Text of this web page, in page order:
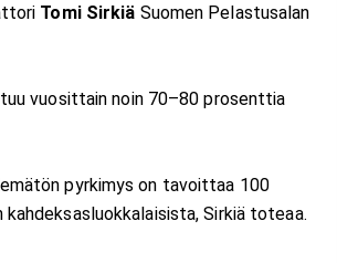
Tomi Sirkiä Suomen Pelastusalan
vuosittain noin 70–80 prosenttia
pyrkimys on tavoittaa 100
Sirkiä toteaa.